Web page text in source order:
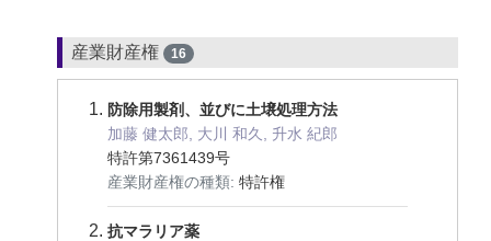
産業財産権 16
防除用製剤、並びに土壌処理方法
加藤 健太郎, 大川 和久, 升水 紀郎
特許第7361439号
産業財産権の種類: 特許権
抗マラリア薬